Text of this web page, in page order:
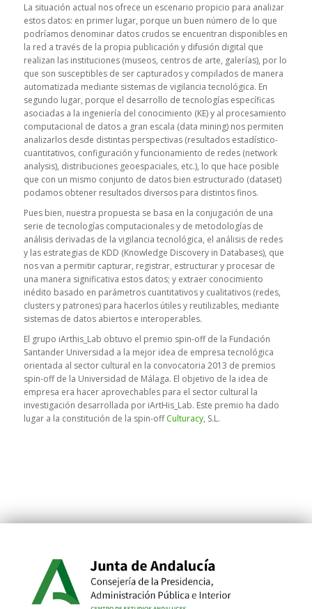
La situación actual nos ofrece un escenario propicio para analizar
estos datos: en primer lugar, porque un buen número de lo que
podríamos denominar datos crudos se encuentran disponibles en
la red a través de la propia publicación y difusión digital que
realizan las instituciones (museos, centros de arte, galerías), por lo
que son susceptibles de ser capturados y compilados de manera
automatizada mediante sistemas de vigilancia tecnológica. En
segundo lugar, porque el desarrollo de tecnologías específicas
asociadas a la ingeniería del conocimiento (KE) y al procesamiento
computacional de datos a gran escala (data mining) nos permiten
analizarlos desde distintas perspectivas (resultados estadístico-
cuantitativos, configuración y funcionamiento de redes (network
analysis), distribuciones geoespaciales, etc.), lo que hace posible
que con un mismo conjunto de datos bien estructurado (dataset)
podamos obtener resultados diversos para distintos finos.
Pues bien, nuestra propuesta se basa en la conjugación de una
serie de tecnologías computacionales y de metodologías de
análisis derivadas de la vigilancia tecnológica, el análisis de redes
y las estrategias de KDD (Knowledge Discovery in Databases), que
nos van a permitir capturar, registrar, estructurar y procesar de
una manera significativa estos datos; y extraer conocimiento
inédito basado en parámetros cuantitativos y cualitativos (redes,
clustersy patrones) para hacerlos útiles y reutilizables, mediante
sistemas de datos abiertos e interoperables.
El grupo iArthis_Lab obtuvo el premio spin-offde la Fundación
Santander Universidad a la mejor idea de empresa tecnológica
orientada al sector cultural en la convocatoria 2013 de premios
spin-offde la Universidad de Málaga. El objetivo de la idea de
empresa era hacer aprovechables para el sector cultural la
investigación desarrollada por iArtHis_Lab. Este premio ha dado
lugar a la constitución de la spin-off Culturacy, S.L.